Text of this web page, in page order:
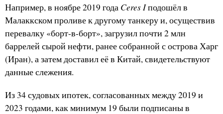
Например, в ноябре 2019 года Ceres Iподошёл в
Малаккском проливе к другому танкеру и, осуществив
перевалку «борт-в-борт», загрузил почти 2 млн
баррелей сырой нефти, ранее собранной с острова Харг
(Иран), а затем доставил её в Китай, свидетельствуют
данные слежения.
Из 34 судовых ипотек, согласованных между 2019 и
2023 годами, как минимум 19 были подписаны в